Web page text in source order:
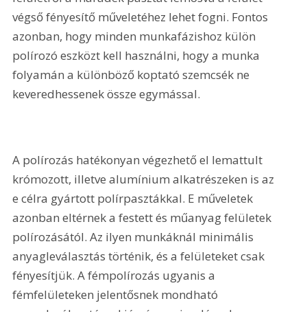
végső fényesítő műveletéhez lehet fogni. Fontos
azonban, hogy minden munkafázishoz külön
polírozó eszközt kell használni, hogy a munka
folyamán a különböző koptató szemcsék ne
keveredhessenek össze egymással.
A polírozás hatékonyan végezhető el lemattult
krómozott, illetve alumínium alkatrészeken is az
e célra gyártott polírpasztákkal. E műveletek
azonban eltérnek a festett és műanyag felületek
polírozásától. Az ilyen munkáknál minimális
anyagleválasztás történik, és a felületeket csak
fényesítjük. A fémpolírozás ugyanis a
fémfelületeken jelentősnek mondható